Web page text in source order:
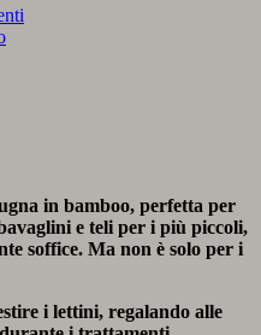
in bamboo, perfetta per
e teli per i più piccoli,
soffice. Ma non è solo per i
i lettini, regalando alle